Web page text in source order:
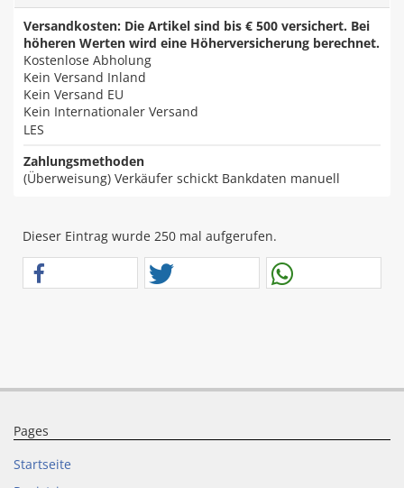
Versandkosten: Die Artikel sind bis € 500 versichert. Bei
höheren Werten wird eine Höherversicherung berechnet.
Kostenlose Abholung
Kein Versand Inland
Kein Versand EU
Kein Internationaler Versand
LES
Zahlungsmethoden
(Überweisung) Verkäufer schickt Bankdaten manuell
Dieser Eintrag wurde 250 mal aufgerufen.
Pages
Startseite